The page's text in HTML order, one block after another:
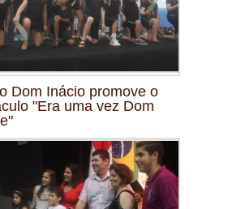
Dom Inácio promove o
"Era uma vez Dom